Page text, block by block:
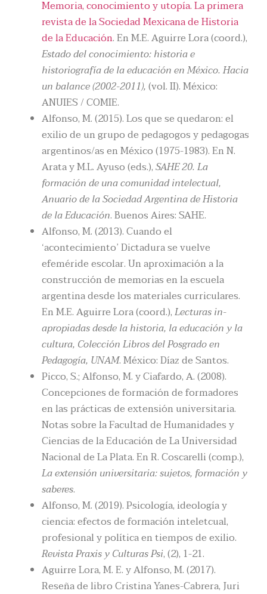
Memoria, conocimiento y utopía. La primera
revista de la Sociedad Mexicana de Historia
de la Educación. En M.E. Aguirre Lora (coord.),
Estado del conocimiento: historia e
historiografía de la educación en México. Hacia
un balance (2002-2011),(vol. II). México:
ANUIES / COMIE.
Alfonso, M. (2015). Los que se quedaron: el
exilio de un grupo de pedagogos y pedagogas
argentinos/as en México (1975-1983). En N.
Arata y M.L. Ayuso (eds.),SAHE 20. La
formación de una comunidad intelectual,
Anuario de la Sociedad Argentina de Historia
de la Educación. Buenos Aires: SAHE.
Alfonso, M. (2013). Cuando el
‘acontecimiento’ Dictadura se vuelve
efeméride escolar. Un aproximación a la
construcción de memorias en la escuela
argentina desde los materiales curriculares.
En M.E. Aguirre Lora (coord.),Lecturas in-
apropiadas desde la historia, la educación y la
cultura, Colección Libros del Posgrado en
Pedagogía, UNAM. México: Díaz de Santos.
Picco, S.; Alfonso, M. y Ciafardo, A. (2008).
Concepciones de formación de formadores
en las prácticas de extensión universitaria.
Notas sobre la Facultad de Humanidades y
Ciencias de la Educación de La Universidad
Nacional de La Plata. En R. Coscarelli (comp.),
La extensión universitaria: sujetos, formación y
saberes.
Alfonso, M. (2019). Psicología, ideología y
ciencia: efectos de formación inteletcual,
profesional y política en tiempos de exilio.
Revista Praxis y Culturas Psi, (2), 1-21.
Aguirre Lora, M. E. y Alfonso, M. (2017).
Reseña de libro Cristina Yanes-Cabrera, Juri